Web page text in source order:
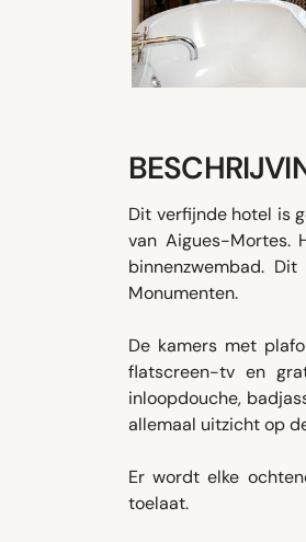
Dit verfijnde hotel is
van Aigues-Mortes.
binnenzwembad.
Monumenten.
De kamers met
flatscreen-tv en
inloopdouche,
allemaal uitzicht op
Er wordt elke
toelaat.